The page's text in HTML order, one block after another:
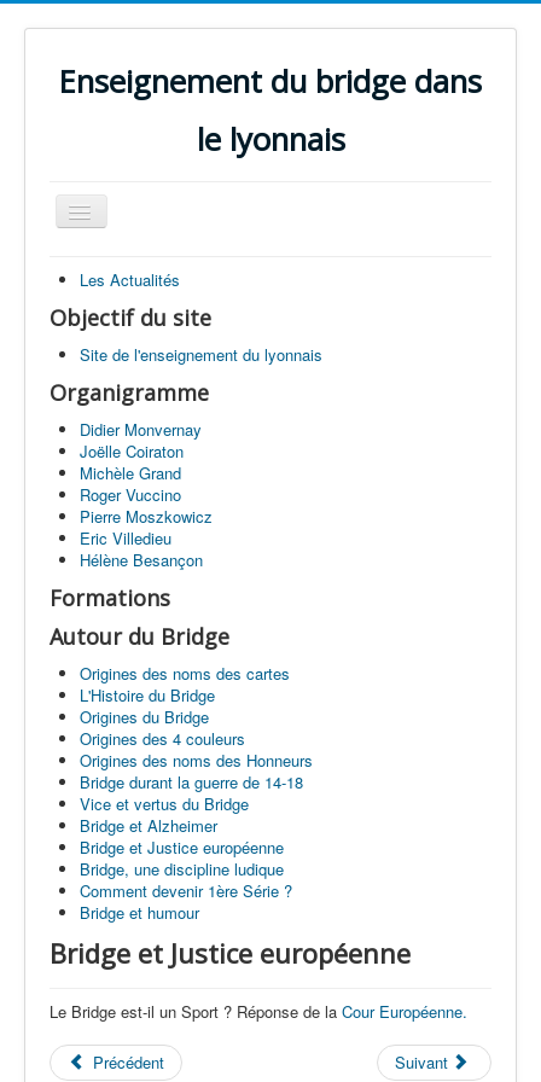
Enseignement du bridge dans
le lyonnais
Basculer
la
Accueil
Perfectionnement
Initiation
Enseignants
Annales
Quiz
Projets
Label
Arbitrage
SDE/CFEB
Liens
Les Actualités
Objectif du site
Site de l'enseignement du lyonnais
Organigramme
Didier Monvernay
Joëlle Coiraton
Michèle Grand
Roger Vuccino
Pierre Moszkowicz
Eric Villedieu
Hélène Besançon
Formations
Autour du Bridge
Origines des noms des cartes
L'Histoire du Bridge
Origines du Bridge
Origines des 4 couleurs
Origines des noms des Honneurs
Bridge durant la guerre de 14-18
Vice et vertus du Bridge
Bridge et Alzheimer
Bridge et Justice européenne
Bridge, une discipline ludique
Comment devenir 1ère Série ?
Bridge et humour
Bridge et Justice européenne
Le Bridge est-il un Sport ? Réponse de la Cour Européenne.
Précédent Suivant